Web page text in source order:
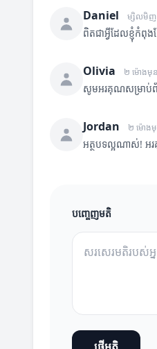
Daniel ម្សិលមិញ
ពិតជាអ្វីដែលខ្ញុំកំពុង
Olivia ២ ម៉ោងមុន
សូមអរគុណសម្រាប់ព័
Jordan ២ ម៉ោង
អត្ថបទល្អណាស់! អ
បញ្ចេញមតិ